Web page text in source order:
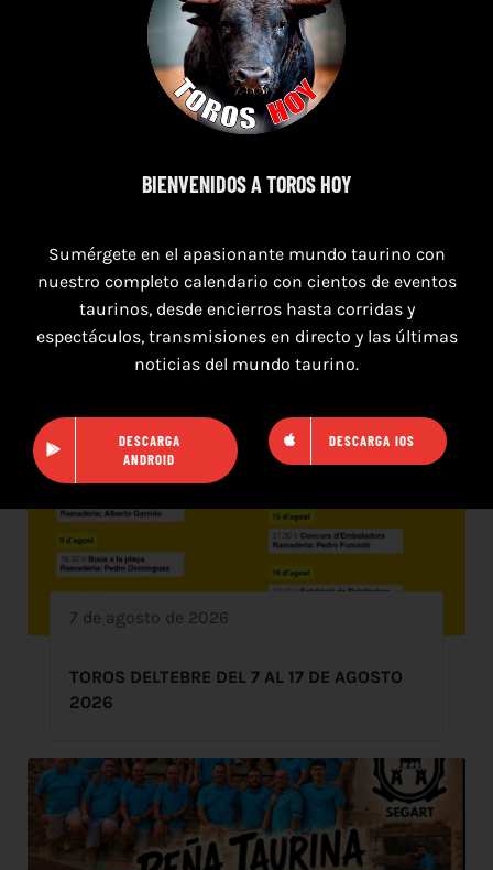
7 de agosto de 2026
TORO CASINOS 7,8 Y 9 DE AGOSTO 2026
7 de agosto de 2026
TOROS DELTEBRE DEL 7 AL 17 DE AGOSTO
2026
BIENVENIDOS A TOROS HOY
Sumérgete en el apasionante mundo taurino con
nuestro completo calendario con cientos de eventos
taurinos, desde encierros hasta corridas y
espectáculos, transmisiones en directo y las últimas
noticias del mundo taurino.
DESCARGA
ANDROID
DESCARGA IOS